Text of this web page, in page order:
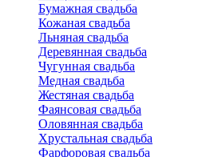
Бумажная свадьба
Кожаная свадьба
Льняная свадьба
Деревянная свадьба
Чугунная свадьба
Медная свадьба
Жестяная свадьба
Фаянсовая свадьба
Оловянная свадьба
Хрустальная свадьба
Фарфоровая свадьба